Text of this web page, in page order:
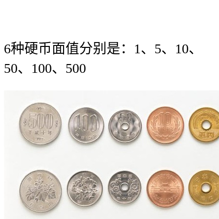
6种硬币面值分别是：1、5、10、
50、100、500